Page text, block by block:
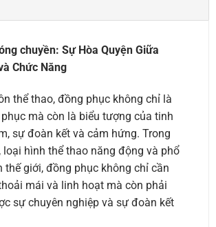
chuyền: Sự Hòa Quyện Giữa
Chức Năng
thể thao, đồng phục không chỉ là
mà còn là biểu tượng của tinh
sự đoàn kết và cảm hứng. Trong
loại hình thể thao năng động và phổ
thế giới, đồng phục không chỉ cần
mái và linh hoạt mà còn phải
sự chuyên nghiệp và sự đoàn kết